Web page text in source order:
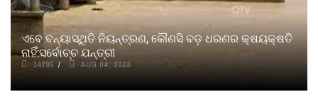
ଏବେ ବନ୍ୟାସ୍ଥିତି ନିୟନ୍ତ୍ରଣ, କୌଣସି ବଡ଼ ଧରଣର କ୍ଷୟକ୍ଷତି
ନାହିଁ:ସର୍ବୋଚ୍ଚ ଯନ୍ତ୍ରୀ
14295 AUG 04, 2023